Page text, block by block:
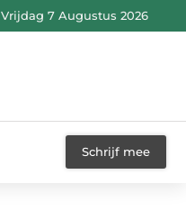
Vrijdag 7 Augustus 2026
Schrijf mee